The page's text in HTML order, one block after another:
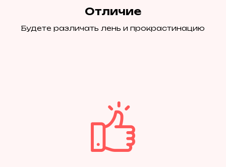
Отличие
Будете различать лень и прокрастинацию